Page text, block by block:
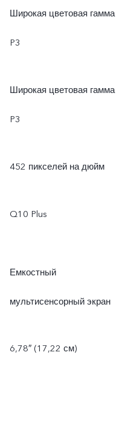
Широкая цветовая гамма
P3
Широкая цветовая гамма
P3
452 пикселей на дюйм
Q10 Plus
Емкостный
мультисенсорный экран
6,78″ (17,22 см)